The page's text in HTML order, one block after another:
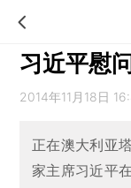
习近平慰
2014年11月18日
正在澳大利亚
家主席习近平